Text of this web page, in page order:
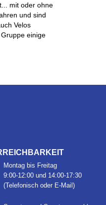
mit oder ohne
und sind
Velos
einige
Montag bis Freitag
9:00-12:00 und 14:00-17:30
(Telefonisch oder E-Mail)